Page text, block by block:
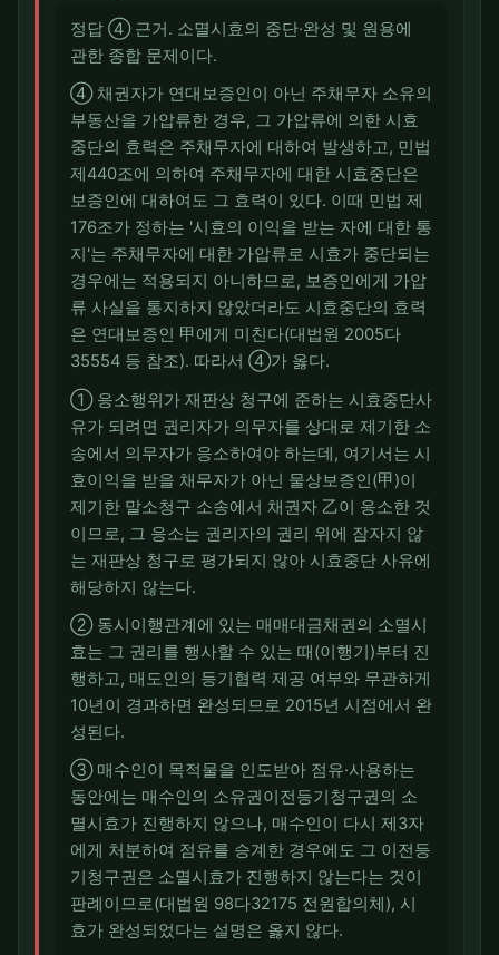
정답 ④ 근거. 소멸시효의 중단·완성 및 원용에
관한 종합 문제이다.
④ 채권자가 연대보증인이 아닌 주채무자 소유의
부동산을 가압류한 경우, 그 가압류에 의한 시효
중단의 효력은 주채무자에 대하여 발생하고, 민법
제440조에 의하여 주채무자에 대한 시효중단은
보증인에 대하여도 그 효력이 있다. 이때 민법 제
176조가 정하는 '시효의 이익을 받는 자에 대한 통
지'는 주채무자에 대한 가압류로 시효가 중단되는
경우에는 적용되지 아니하므로, 보증인에게 가압
류 사실을 통지하지 않았더라도 시효중단의 효력
은 연대보증인 甲에게 미친다(대법원 2005다
35554 등 참조). 따라서 ④가 옳다.
① 응소행위가 재판상 청구에 준하는 시효중단사
유가 되려면 권리자가 의무자를 상대로 제기한 소
송에서 의무자가 응소하여야 하는데, 여기서는 시
효이익을 받을 채무자가 아닌 물상보증인(甲)이
제기한 말소청구 소송에서 채권자 乙이 응소한 것
이므로, 그 응소는 권리자의 권리 위에 잠자지 않
는 재판상 청구로 평가되지 않아 시효중단 사유에
해당하지 않는다.
② 동시이행관계에 있는 매매대금채권의 소멸시
효는 그 권리를 행사할 수 있는 때(이행기)부터 진
행하고, 매도인의 등기협력 제공 여부와 무관하게
10년이 경과하면 완성되므로 2015년 시점에서 완
성된다.
③ 매수인이 목적물을 인도받아 점유·사용하는
동안에는 매수인의 소유권이전등기청구권의 소
멸시효가 진행하지 않으나, 매수인이 다시 제3자
에게 처분하여 점유를 승계한 경우에도 그 이전등
기청구권은 소멸시효가 진행하지 않는다는 것이
판례이므로(대법원 98다32175 전원합의체), 시
효가 완성되었다는 설명은 옳지 않다.